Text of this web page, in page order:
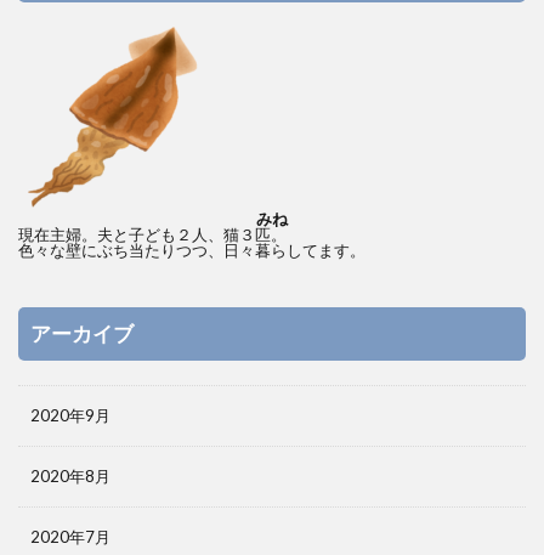
みね
現在主婦。夫と子ども２人、猫３匹。
色々な壁にぶち当たりつつ、日々暮らしてます。
アーカイブ
2020年9月
2020年8月
2020年7月